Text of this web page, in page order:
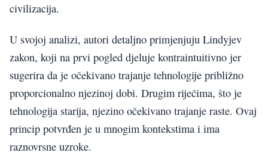
civilizacija.
U svojoj analizi, autori detaljno primjenjuju Lindyjev
zakon, koji na prvi pogled djeluje kontraintuitivno jer
sugerira da je očekivano trajanje tehnologije približno
proporcionalno njezinoj dobi. Drugim riječima, što je
tehnologija starija, njezino očekivano trajanje raste. Ovaj
princip potvrđen je u mnogim kontekstima i ima
raznovrsne uzroke.